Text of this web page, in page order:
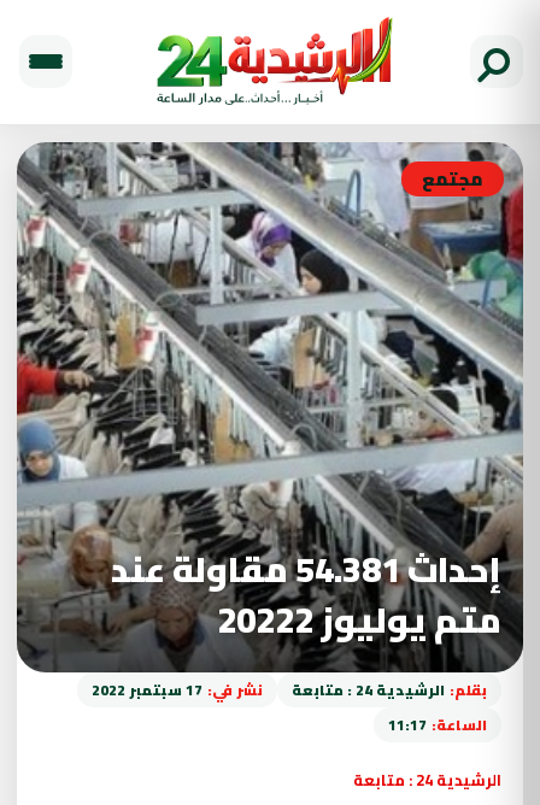
مجتمع
إحداث 54.381 مقاولة عند
متم يوليوز 20222
بقلم: الرشيدية 24 : متابعة نشر في: 17 سبتمبر 2022
الساعة: 11:17
الرشيدية 24 : متابعة